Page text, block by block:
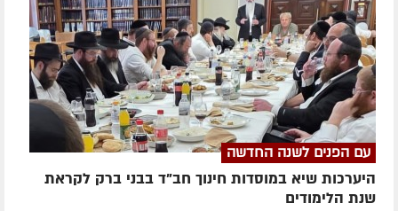
עם הפנים לשנה החדשה
היערכות שיא במוסדות חינוך חב"ד בבני ברק לקראת
שנת הלימודים